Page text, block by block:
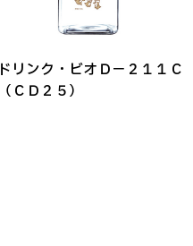
ドリンク・ビオＤ－２１１Ｃ
（ＣＤ２５）